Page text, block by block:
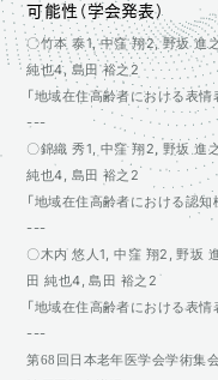
可能性（学会発表）
〇竹本 泰1, 中窪 翔2, 野坂 進
純也4, 島田 裕之2
「地域在住高齢者における表
---
〇錦織 秀1, 中窪 翔2, 野坂 進
純也4, 島田 裕之2
「地域在住高齢者における認知
---
〇木内 悠人1, 中窪 翔2, 野坂
田 純也4, 島田 裕之2
「地域在住高齢者における表
---
第68回日本老年医学会学術集